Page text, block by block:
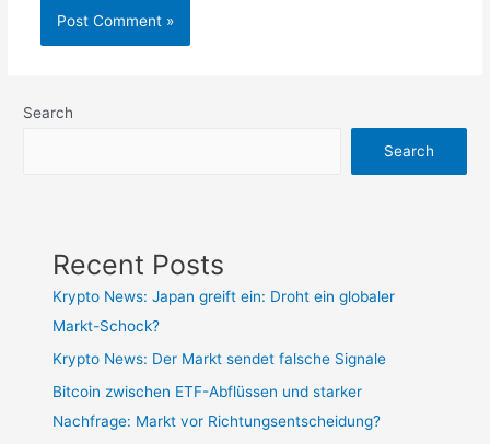
Search
Search
Recent Posts
Krypto News: Japan greift ein: Droht ein globaler
Markt-Schock?
Krypto News: Der Markt sendet falsche Signale
Bitcoin zwischen ETF-Abflüssen und starker
Nachfrage: Markt vor Richtungsentscheidung?